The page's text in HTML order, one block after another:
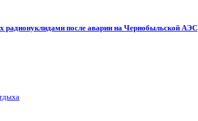
радионуклидами после аварии на Чернобыльской АЭС